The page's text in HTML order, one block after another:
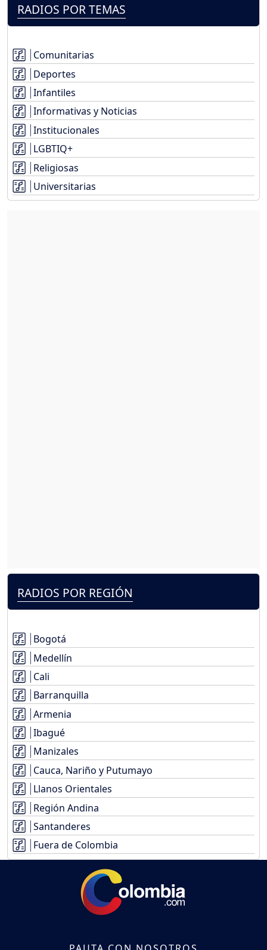
RADIOS POR TEMAS
Comunitarias
Deportes
Infantiles
Informativas y Noticias
Institucionales
LGBTIQ+
Religiosas
Universitarias
RADIOS POR REGIÓN
Bogotá
Medellín
Cali
Barranquilla
Armenia
Ibagué
Manizales
Cauca, Nariño y Putumayo
Llanos Orientales
Región Andina
Santanderes
Fuera de Colombia